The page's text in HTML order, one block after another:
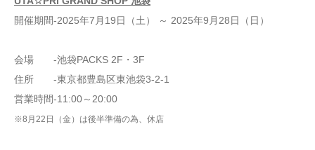
開催期間‐2025年7月19日（土） ～ 2025年9月28日（日）
会場 ‐池袋PACKS 2F・3F
住所 ‐東京都豊島区東池袋3-2-1
営業時間‐11:00～20:00
※8月22日（金）は後半準備の為、休店